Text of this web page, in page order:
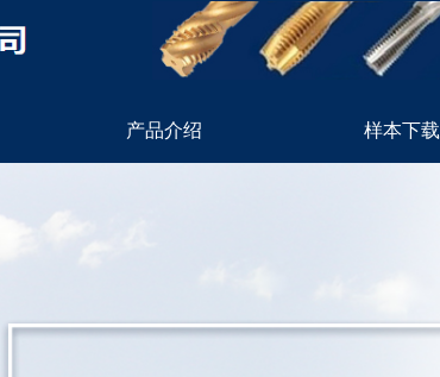
产品介绍 样本下载